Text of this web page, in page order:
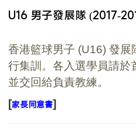
U16 男子發展隊 (2017-
香港籃球男子 (U16)發展
行集訓。各入選學員請於
並交回給負責教練。
[家長同意書]